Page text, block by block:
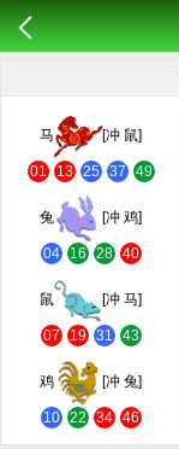
马 [冲 鼠]
01 13 25 37 49
兔 [冲 鸡]
04 16 28 40
鼠 [冲 马]
07 19 31 43
鸡 [冲 兔]
10 22 34 46